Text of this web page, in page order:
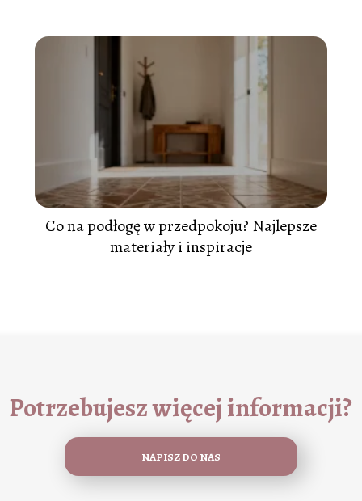
Co na podłogę w przedpokoju? Najlepsze
materiały i inspiracje
Potrzebujesz więcej informacji?
NAPISZ DO NAS